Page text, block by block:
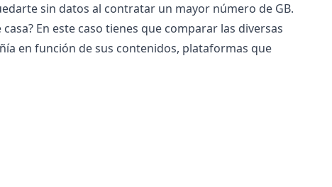
sin datos al contratar un mayor número de GB.
En este caso tienes que comparar las diversas
en función de sus contenidos, plataformas que